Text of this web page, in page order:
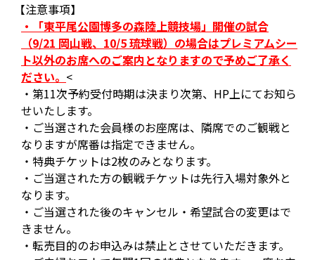
【注意事項】
・「東平尾公園博多の森陸上競技場」開催の試合
（9/21 岡山戦、10/5 琉球戦）の場合はプレミアムシー
ト以外のお席へのご案内となりますので予めご了承く
ださい。 <
・第11次予約受付時期は決まり次第、HP上にてお知ら
せいたします。
・ご当選された会員様のお座席は、隣席でのご観戦と
なりますが席番は指定できません。
・特典チケットは2枚のみとなります。
・ご当選された方の観戦チケットは先行入場対象外と
なります。
・ご当選された後のキャンセル・希望試合の変更はで
きません。
・転売目的のお申込みは禁止とさせていただきます。